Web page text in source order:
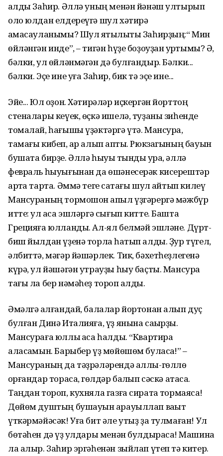
ҡалды Заһир. Әллә уның менән йәнәш ултырып
оло юлдан елдереүгә шул хәтирә
ҡамасауланымы? Шул яҡтылыҡты Заһирҙың:“ Мин
өйләнгән инде”, – тигән һүҙе боҙоуҙан ҡурҡтымы? Ә,
бәлки, ул өйләнмәгән дә булғандыр. Бәлки...
бәлки. Эҫе ине уға Заһир, бик тә эҫе ине...
Эйе... Юл оҙон. Хәтирәләр иҫкергән йорттоң
стеналары кеүек, өҫкә ишелә, туҙаны зиһенде
томалай, һағышы үҙәктәргә үтә. Мансура,
тамағы кибеп, ҡар алып ҡапты. Рюкзагының бауын
бушата бирҙе. Әллә һыуыҡ тынды ҡура, әллә
февраль һыуығынан да өшәнесерәк кисерештәр
артҡа тарта. Әммә теге саҡтағы шул ҡайтып килеү
Мансураның тормошон ҡапыл үҙгәрергә мәжбүр
итте: ул аҡса эшләргә сығып китте. Башта
Грецияға юлланды. Ал-ял белмәй эшләне. Дүрт-
биш йылдан үҙенә торлаҡ һатып алды. Ҙур түгел,
әлбиттә, мәгәр йәшәрлек. Тик, бәхетһеҙлегенә
күрә, ул йәшәгән утрауҙы һыу баҫты. Мансура
тағы ла бер нәмәһеҙ тороп ҡалды.
Әмәлгә ҡалғандай, балалар йортонан алып дуҫ
булған Динә Италияға, үҙ янына саҡырҙы.
Мансураға юллыҡ аҡса һалды. “Квартира
аласаҡмын. Барыбер үҙ мөйөшөм буласаҡ!” –
Мансураның да тәҙрәләрендә аллы-гөллө
ҡорғандар торасаҡ, гөлдәр балҡып сәскә атасаҡ.
Таңдан тороп, кухняла газға сиратҡа тормаясаҡ!
Дөйөм душтың бушауын ҡарауыллап ваҡыт
үткәрмәйәсәк! Уға бит әле утыҙ ҙа тулмаған! Ул
бөтәһен дә үҙ ҡулдары менән булдырасаҡ! Машина
ла алыр. Заһир эргәһенән зыйлап үтеп тә китер.